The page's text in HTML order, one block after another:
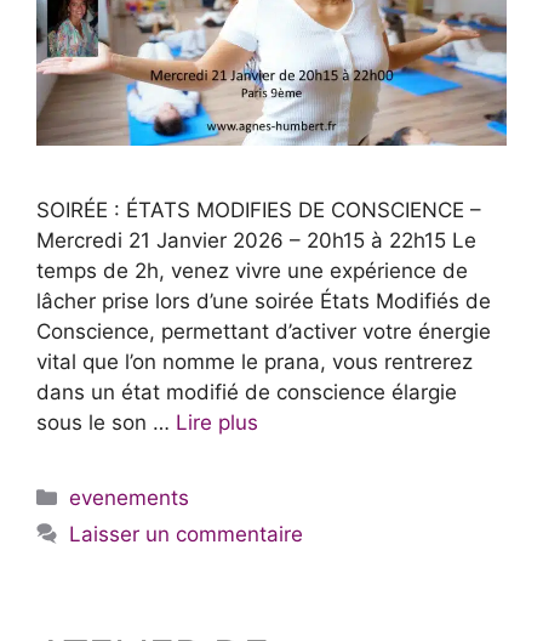
SOIRÉE : ÉTATS MODIFIES DE CONSCIENCE –
Mercredi 21 Janvier 2026 – 20h15 à 22h15 Le
temps de 2h, venez vivre une expérience de
lâcher prise lors d’une soirée États Modifiés de
Conscience, permettant d’activer votre énergie
vital que l’on nomme le prana, vous rentrerez
dans un état modifié de conscience élargie
sous le son … Lire plus
Catégories
evenements
Laisser un commentaire